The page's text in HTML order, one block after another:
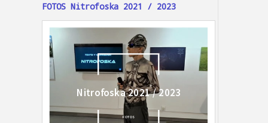
FOTOS Nitrofoska 2021 / 2023